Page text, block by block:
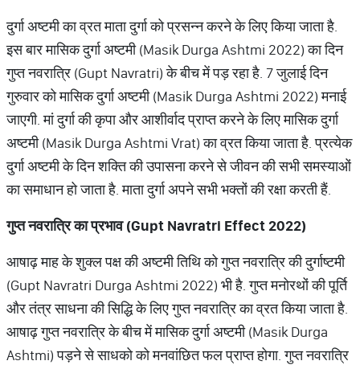
दुर्गा अष्टमी का व्रत माता दुर्गा को प्रसन्न करने के लिए किया जाता है.
इस बार मासिक दुर्गा अष्टमी (Masik Durga Ashtmi 2022) का दिन
गुप्त नवरात्रि (Gupt Navratri) के बीच में पड़ रहा है. 7 जुलाई दिन
गुरुवार को मासिक दुर्गा अष्टमी (Masik Durga Ashtmi 2022) मनाई
जाएगी. मां दुर्गा की कृपा और आशीर्वाद प्राप्त करने के लिए मासिक दुर्गा
अष्टमी (Masik Durga Ashtmi Vrat) का व्रत किया जाता है. प्रत्येक
दुर्गा अष्टमी के दिन शक्ति की उपासना करने से जीवन की सभी समस्याओं
का समाधान हो जाता है. माता दुर्गा अपने सभी भक्तों की रक्षा करती हैं.
गुप्तनवरात्रिकाप्रभाव(Gupt Navratri Effect 2022)
आषाढ़ माह के शुक्ल पक्ष की अष्टमी तिथि को गुप्त नवरात्रि की दुर्गाष्टमी
(Gupt Navratri Durga Ashtmi 2022) भी है. गुप्त मनोरथों की पूर्ति
और तंत्र साधना की सिद्धि के लिए गुप्त नवरात्रि का व्रत किया जाता है.
आषाढ़ गुप्त नवरात्रि के बीच में मासिक दुर्गा अष्टमी (Masik Durga
Ashtmi) पड़ने से साधको को मनवांछित फल प्राप्त होगा. गुप्त नवरात्रि